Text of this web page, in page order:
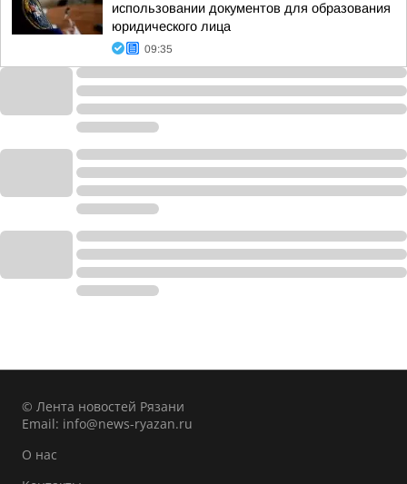
использовании документов для образования
юридического лица
09:35
© Лента новостей Рязани
Email: info@news-ryazan.ru
О нас